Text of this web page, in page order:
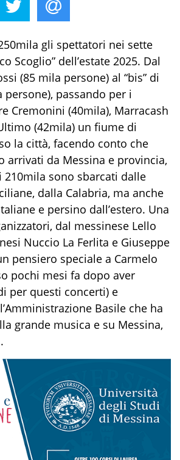
gli spettatori nei sette
Scoglio” dell’estate 2025. Dal
(85 mila persone) al “bis” di
persone), passando per i
Cremonini (40mila), Marracash
(42mila) un fiume di
la città, facendo conto che
arrivati da Messina e provincia,
sono sbarcati dalle
dalla Calabria, ma anche
e persino dall’estero. Una
dal messinese Lello
Nuccio La Ferlita e Giuseppe
pensiero speciale a Carmelo
pochi mesi fa dopo aver
per questi concerti) e
Basile che ha
grande musica e su Messina,